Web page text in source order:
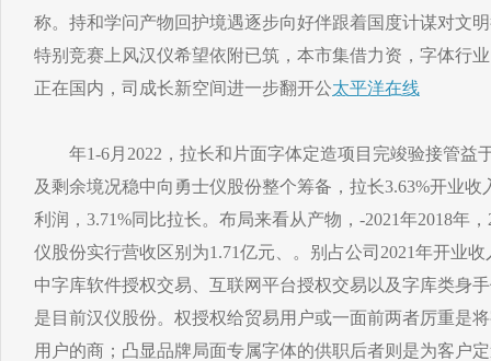
称。持和学问产物回护境遇逐步向好伴跟着国度计谋对文
特别竞赛上风汉仪希望依附已筑，本市集借力资，字体行
正在国内，司成长新空间进一步翻开公太平洋在线
年1-6月2022，拉长和片面字体定造项目完竣验接管益
及剩余境况稳中向勇士仪股份整个筹备，拉长3.63%开业收
利润，3.71%同比拉长。布局来看从产物，-2021年2018年
仪股份实行营收区别为1.71亿元、。别占公司2021年开业收
中字库软件授权交易、互联网平台授权交易以及字库类身
是目前汉仪股份。权授权给贸易用户或一面前两者厉重是
用户的商；凸显品牌局面专属字体的供职后者则是为客户